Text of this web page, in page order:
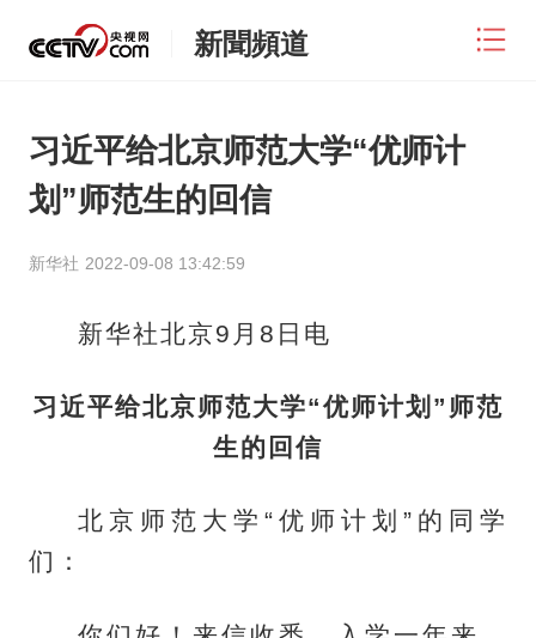
新聞頻道
习近平给北京师范大学“优师计
划”师范生的回信
新华社 2022-09-08 13:42:59
新华社北京9月8日电
习近平给北京师范大学“优师计划”师范
生的回信
北京师范大学“优师计划”的同学
们：